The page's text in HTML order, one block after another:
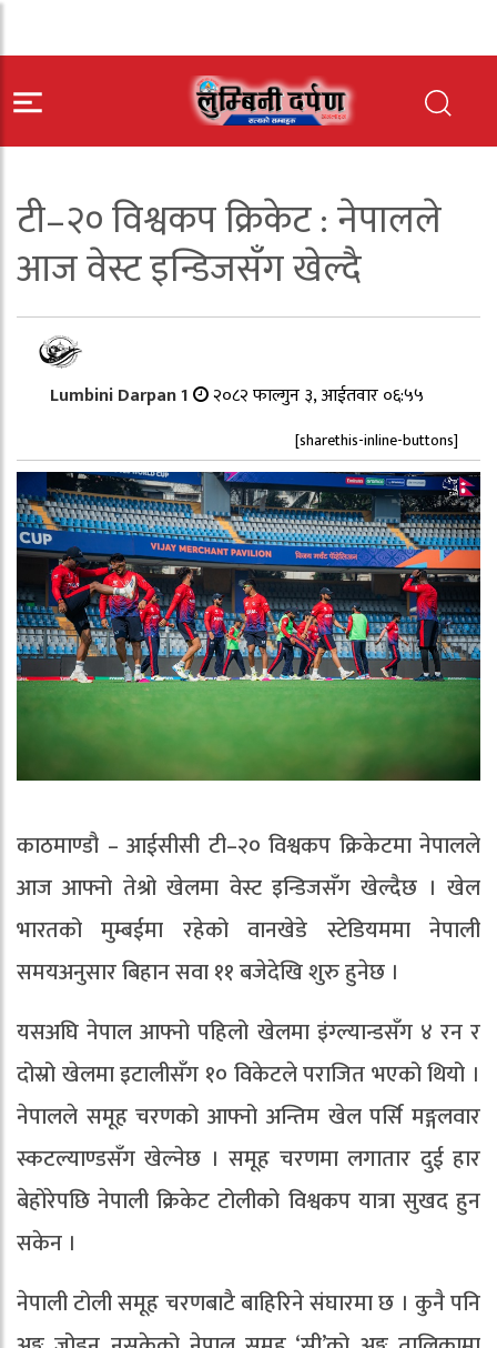
टी–२० विश्वकप क्रिकेट : नेपालले
आज वेस्ट इन्डिजसँग खेल्दै
Lumbini Darpan 1 २०८२ फाल्गुन ३, आईतवार ०६:५५
[sharethis-inline-buttons]
काठमाण्डौ – आईसीसी टी–२० विश्वकप क्रिकेटमा नेपालले
आज आफ्नो तेश्रो खेलमा वेस्ट इन्डिजसँग खेल्दैछ । खेल
भारतको मुम्बईमा रहेको वानखेडे स्टेडियममा नेपाली
समयअनुसार बिहान सवा ११ बजेदेखि शुरु हुनेछ ।
यसअघि नेपाल आफ्नो पहिलो खेलमा इंग्ल्यान्डसँग ४ रन र
दोस्रो खेलमा इटालीसँग १० विकेटले पराजित भएको थियो ।
नेपालले समूह चरणको आफ्नो अन्तिम खेल पर्सि मङ्गलवार
स्कटल्याण्डसँग खेल्नेछ । समूह चरणमा लगातार दुई हार
बेहोरेपछि नेपाली क्रिकेट टोलीको विश्वकप यात्रा सुखद हुन
सकेन ।
नेपाली टोली समूह चरणबाटै बाहिरिने संघारमा छ । कुनै पनि